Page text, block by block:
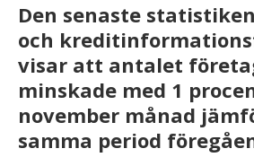
Den senaste
och
visar att antalet
minskade med 1
november månad
samma period